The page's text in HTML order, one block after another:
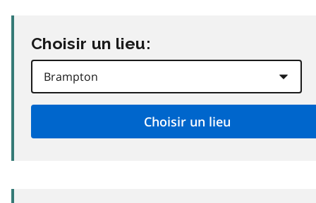
Choisir un lieu: